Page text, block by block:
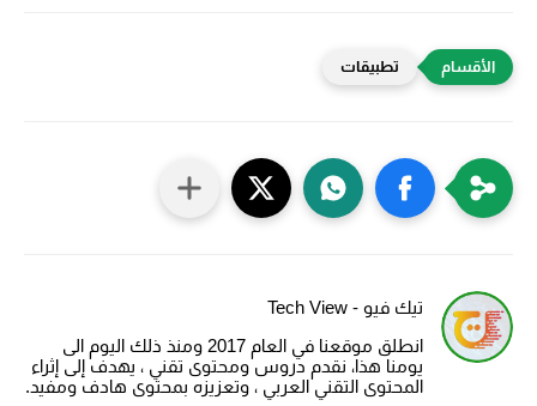
تطبيقات
تيك فيو - Tech View
انطلق موقعنا في العام 2017 ومنذ ذلك اليوم الى
يومنا هذا، نقدم دروس ومحتوى تقني ، يهدف إلى إثراء
المحتوى التقني العربي ، وتعزيزه بمحتوى هادف ومفيد.